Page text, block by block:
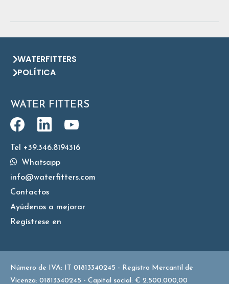
WATERFITTERS
POLÍTICA
WATER FITTERS
Tel +39.346.8194316
Whatsapp
info@waterfitters.com
Contactos
Ayúdenos a mejorar
Regístrese en
Número de IVA: IT 01813340245 - Registro Mercantil de
Vicenza: 01813340245 - Capital social: € 2.500.000,00